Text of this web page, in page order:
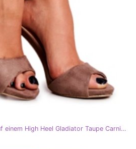
LU BOO Damensandalen auf einem High Heel Gladiator Taupe Carnival braun